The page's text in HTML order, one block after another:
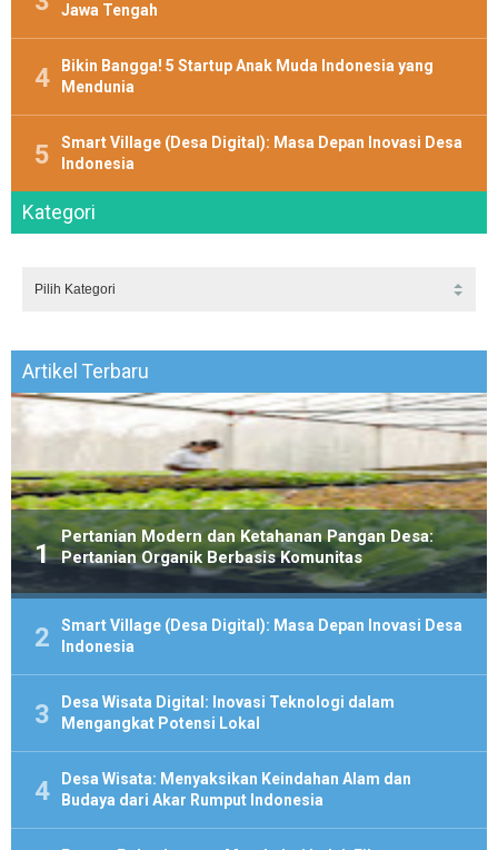
Jawa Tengah
Bikin Bangga! 5 Startup Anak Muda Indonesia yang
Mendunia
Smart Village (Desa Digital): Masa Depan Inovasi Desa
Indonesia
Kategori
Artikel Terbaru
Pertanian Modern dan Ketahanan Pangan Desa:
Pertanian Organik Berbasis Komunitas
Smart Village (Desa Digital): Masa Depan Inovasi Desa
Indonesia
Desa Wisata Digital: Inovasi Teknologi dalam
Mengangkat Potensi Lokal
Desa Wisata: Menyaksikan Keindahan Alam dan
Budaya dari Akar Rumput Indonesia